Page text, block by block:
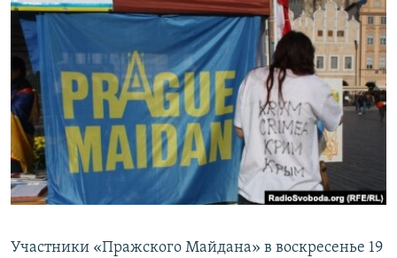
ТЕЛЕПРОЕКТ КРЫМ.РЕАЛИИ
СОВЕТЫ ПРАВОЗАЩИТНИКОВ
ПРОПАВШИЕ БЕЗ ВЕСТИ
ПОБЕДИТЕЛЕЙ НЕ СУДЯТ?
КРЫМ.НЕПОКОРЕННЫЙ
ELIFBE
УКРАИНСКАЯ ПРОБЛЕМА КРЫМА
Українською
Qırımtatar
ПРИСОЕДИНЯЙТЕСЬ!
Участники «Пражского Майдана» в воскресенье 19